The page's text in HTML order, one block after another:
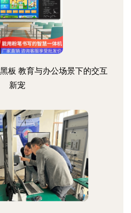
板 教育与办公场景下的交互
新宠